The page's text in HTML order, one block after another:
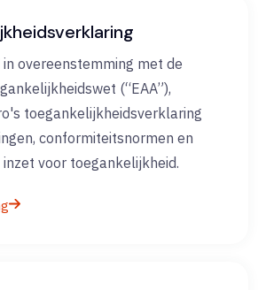
overeenstemming met de
(“EAA”),
toegankelijkheidsverklaring
conformiteitsnormen en
voor toegankelijkheid.